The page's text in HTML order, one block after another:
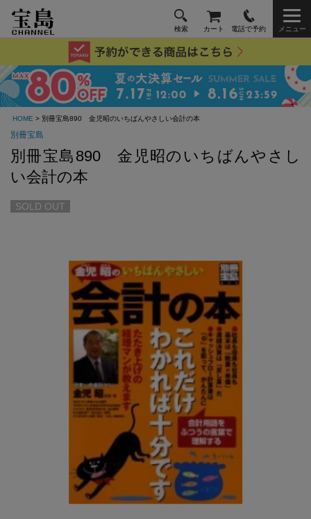
検索 カート 電話で予約 メニュー
HOME > 別冊宝島890 金児昭のいちばんやさしい会計の本
別冊宝島
別冊宝島890 金児昭のいちばんやさし
い会計の本
SOLD OUT